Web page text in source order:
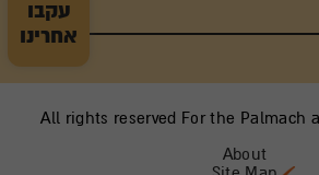
עקבו
אחרינו
All rights reserved For the Palmach
About